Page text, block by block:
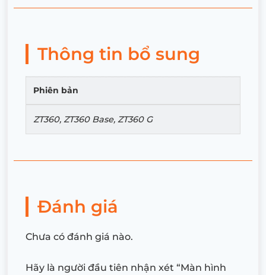
Thông tin bổ sung
Phiên bản
ZT360, ZT360 Base, ZT360 G
Đánh giá
Chưa có đánh giá nào.
Hãy là người đầu tiên nhận xét “Màn hình